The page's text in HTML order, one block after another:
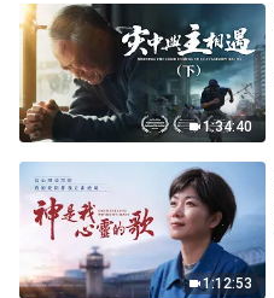
1:34:40
1:12:53